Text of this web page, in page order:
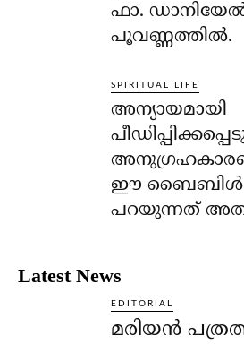
ഫാ.
പൂവണ്ണത്തില്‍.
SPIRITUAL LIFE
അന്യായമായി
ഈ ബൈബിള്‍
പറയുന്നത്
Latest News
EDITORIAL
മരിയൻ